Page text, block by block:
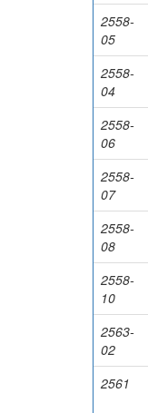
2558-
05
2558-
04
2558-
06
2558-
07
2558-
08
2558-
10
2563-
02
2561